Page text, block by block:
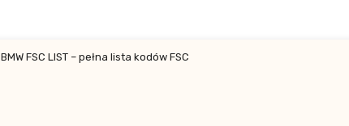
BMW FSC LIST – pełna lista kodów FSC